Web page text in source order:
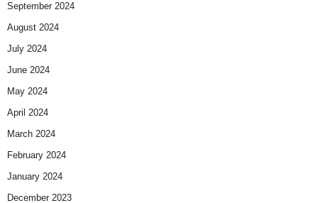
September 2024
August 2024
July 2024
June 2024
May 2024
April 2024
March 2024
February 2024
January 2024
December 2023